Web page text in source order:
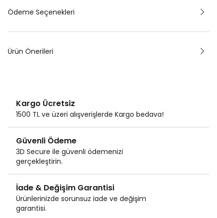
Ödeme Seçenekleri
Ürün Önerileri
Kargo Ücretsiz
1500 TL ve üzeri alışverişlerde Kargo bedava!
Güvenli Ödeme
3D Secure ile güvenli ödemenizi
gerçekleştirin.
İade & Değişim Garantisi
Ürünlerinizde sorunsuz iade ve değişim
garantisi.